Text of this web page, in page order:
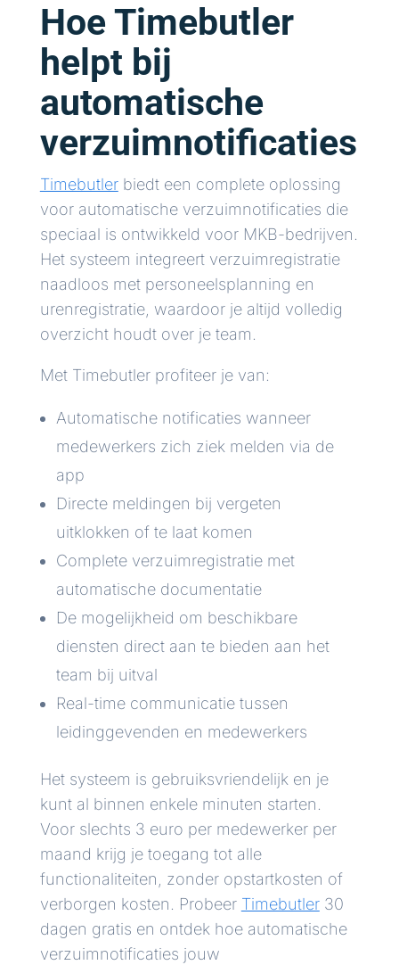
Hoe Timebutler
helpt bij
automatische
verzuimnotificaties
Timebutlerbiedt een complete oplossing
voor automatische verzuimnotificaties die
speciaal is ontwikkeld voor MKB-bedrijven.
Het systeem integreert verzuimregistratie
naadloos met personeelsplanning en
urenregistratie, waardoor je altijd volledig
overzicht houdt over je team.
Met Timebutler profiteer je van:
Automatische notificaties wanneer
medewerkers zich ziek melden via de
app
Directe meldingen bij vergeten
uitklokken of te laat komen
Complete verzuimregistratie met
automatische documentatie
De mogelijkheid om beschikbare
diensten direct aan te bieden aan het
team bij uitval
Real-time communicatie tussen
leidinggevenden en medewerkers
Het systeem is gebruiksvriendelijk en je
kunt al binnen enkele minuten starten.
Voor slechts 3 euro per medewerker per
maand krijg je toegang tot alle
functionaliteiten, zonder opstartkosten of
verborgen kosten. Probeer Timebutler30
dagen gratis en ontdek hoe automatische
verzuimnotificaties jouw